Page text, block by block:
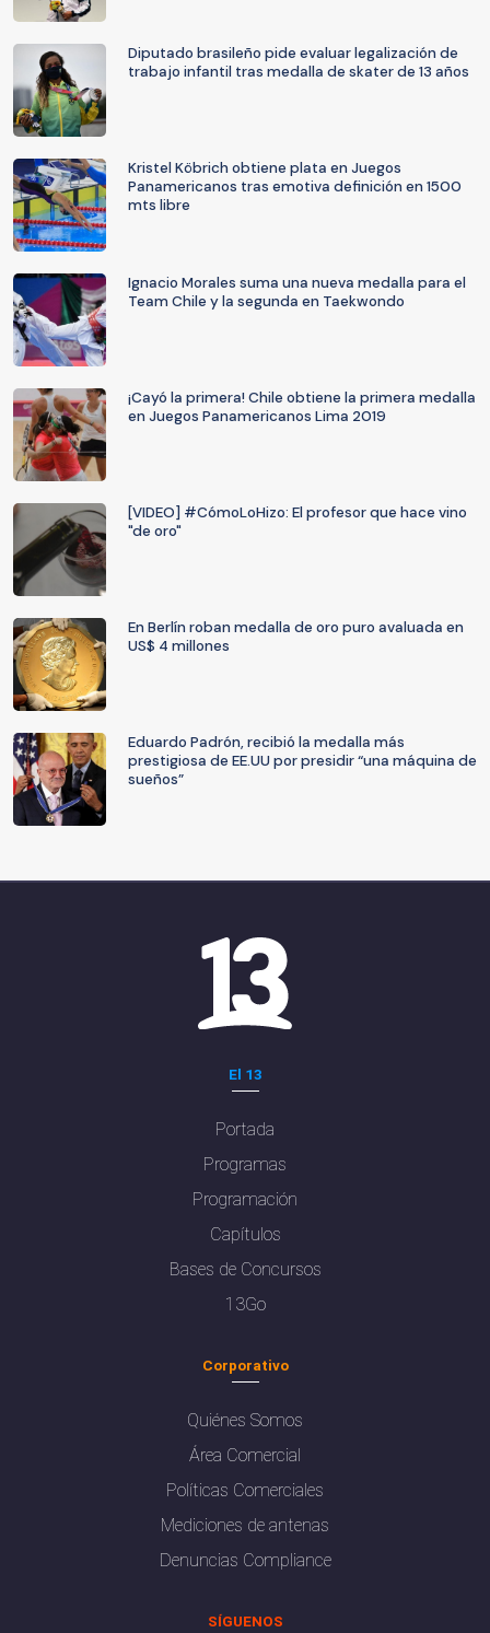
Diputado brasileño pide evaluar legalización de
trabajo infantil tras medalla de skater de 13 años
Kristel Köbrich obtiene plata en Juegos
Panamericanos tras emotiva definición en 1500
mts libre
Ignacio Morales suma una nueva medalla para el
Team Chile y la segunda en Taekwondo
¡Cayó la primera! Chile obtiene la primera medalla
en Juegos Panamericanos Lima 2019
[VIDEO] #CómoLoHizo: El profesor que hace vino
"de oro"
En Berlín roban medalla de oro puro avaluada en
US$ 4 millones
Eduardo Padrón, recibió la medalla más
prestigiosa de EE.UU por presidir “una máquina de
sueños”
El 13
Portada
Programas
Programación
Capítulos
Bases de Concursos
13Go
Corporativo
Quiénes Somos
Área Comercial
Políticas Comerciales
Mediciones de antenas
Denuncias Compliance
SÍGUENOS